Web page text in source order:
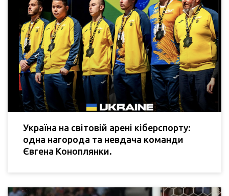
Україна на світовій арені кіберспорту:
одна нагорода та невдача команди
Євгена Коноплянки.